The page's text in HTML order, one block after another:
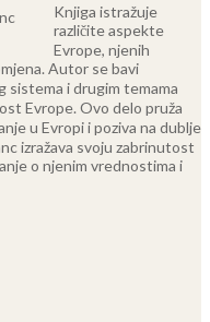
Knjiga istražuje
različite aspekte
Evrope, njenih
Autor se bavi
i drugim temama
Evrope. Ovo delo pruža
u Evropi i poziva na dublje
izražava svoju zabrinutost
o njenim vrednostima i